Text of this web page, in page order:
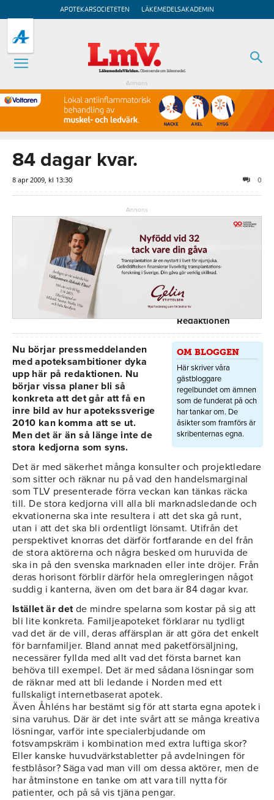
APOTEKARSOCIETETEN LÄKEMEDELSAKADEMIN
Annons
84 dagar kvar.
8 apr 2009, kl 13:30 0
Annons
Redaktionen
OM BLOGGEN
Här skriver våra
gästbloggare
regelbundet om ämnen
som de funderat på och
har tankar om. De
åsikter som framförs är
skribenternas egna.
Nu börjar pressmeddelanden
med apoteksambitioner dyka
upp här på redaktionen. Nu
börjar vissa planer bli så
konkreta att det går att få en
inre bild av hur apotekssverige
2010 kan komma att se ut.
Men det är än så länge inte de
stora kedjorna som syns.
Det är med säkerhet många konsulter och projektledare
som sitter och räknar nu på vad den handelsmarginal
som TLV presenterade förra veckan kan tänkas räcka
till. De stora kedjorna vill alla bli marknadsledande och
ekvationerna ska inte resultera i att det ska gå runt,
utan i att det ska bli ordentligt lönsamt. Utifrån det
perspektivet knorras det därför fortfarande en del från
de stora aktörerna och några besked om huruvida de
ska in på den svenska marknaden eller inte dröjer. Från
deras horisont förblir därför hela omregleringen något
suddig i kanterna, även om det bara är 84 dagar kvar.
Istället är detde mindre spelarna som kostar på sig att
bli lite konkreta. Familjeapoteket förklarar nu tydligt
vad det är de vill, deras affärsplan är att göra det enkelt
för barnfamiljer. Bland annat med paketförsäljning,
necessärer fyllda med allt vad det första barnet kan
behöva till exempel. Det är med sådana lösningar som
de räknar med att bli ledande i Norden med ett
fullskaligt internetbaserat apotek.
Även Åhléns har bestämt sig för att starta egna apotek i
sina varuhus. Där är det inte svårt att se många kreativa
lösningar, varför inte specialerbjudande om
fotsvampskräm i kombination med extra luftiga skor?
Eller kanske huvudvärkstabletter på avdelningen för
festblåsor? Säga vad man vill om dessa aktörer, men de
har åtminstone en tanke om att vara till nytta för
patienter, och på så vis tjäna pengar.